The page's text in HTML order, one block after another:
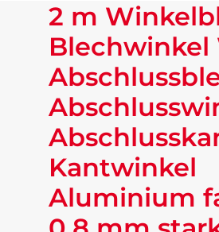
2 m
Blechwinkel
Kantwinkel
Aluminium